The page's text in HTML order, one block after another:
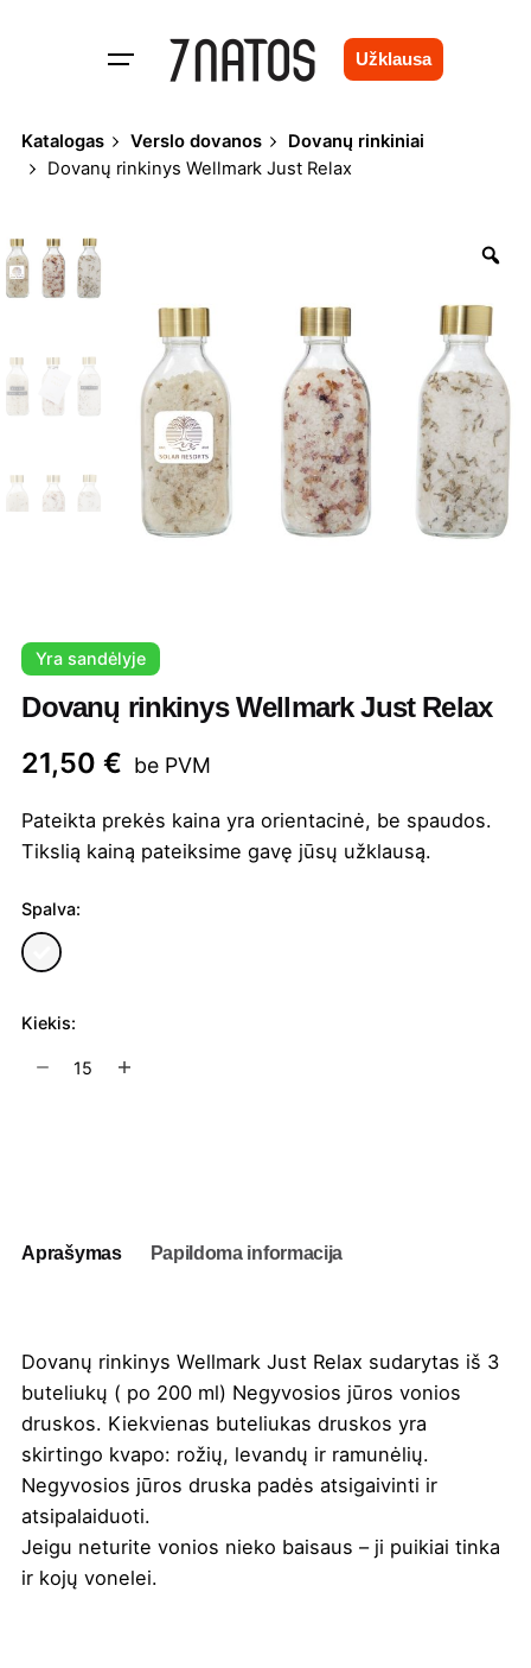
Užklausa
Katalogas Verslo dovanos
Dovanų rinkiniai
Dovanų rinkinys Wellmark Just Relax
Yra sandėlyje
Dovanų rinkinys Wellmark Just Relax
21,50€ be PVM
Pateikta prekės kaina yra orientacinė, be spaudos.
Tikslią kainą pateiksime gavę jūsų užklausą.
Spalva:
Kiekis:
produkto
Aprašymas Papildoma informacija
Dovanų rinkinys Wellmark Just Relax sudarytas iš 3
buteliukų ( po 200 ml) Negyvosios jūros vonios
druskos. Kiekvienas buteliukas druskos yra
skirtingo kvapo: rožių, levandų ir ramunėlių.
Negyvosios jūros druska padės atsigaivinti ir
atsipalaiduoti.
Jeigu neturite vonios nieko baisaus – ji puikiai tinka
ir kojų vonelei.